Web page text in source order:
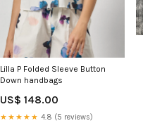
Lilla P Folded Sleeve Button
Down handbags
US$ 148.00
★★★★★ 4.8 (5 reviews)